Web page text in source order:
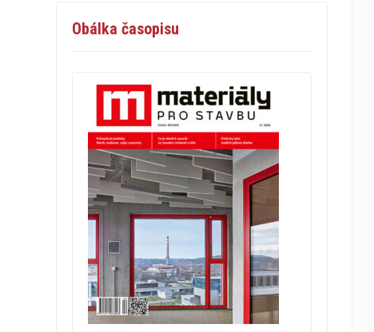
Obálka časopisu